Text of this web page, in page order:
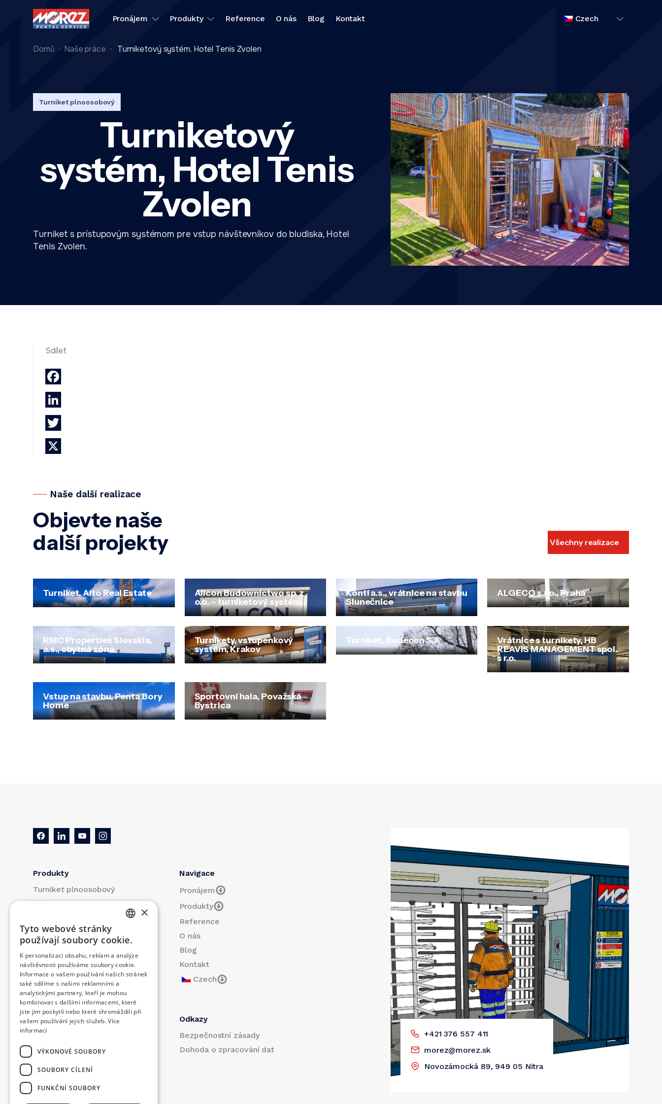
Pronájem Produkty Reference O nás Blog Kontakt Czech
Domů Naše práce Turniketový systém, Hotel Tenis Zvolen
Turniket plnoosobový
Turniketový
systém, Hotel Tenis
Zvolen
Turniket s prístupovým systémom pre vstup návštevníkov do bludiska, Hotel
Tenis Zvolen.
Sdílet
Naše další realizace
Objevte naše
další projekty
Všechny realizace
Turniket, Alto Real Estate
Allcon Budownictwo sp. z
o.o. – turniketový systém
Konti a.s., vrátnice na stavbu
Slunečnice
ALGECO s.r.o., Praha
RMC Properties Slovakia,
a.s., obytná zóna
Turnikety, vstupenkový
systém, Krakov
Turniket, Budecon S.A
Vrátnice s turnikety, HB
REAVIS MANAGEMENT spol.
s r.o.
Vstup na stavbu, Penta Bory
Home
Sportovní hala, Považská
Bystrica
Produkty
Turniket plnoosobový
Přenosný turniket
Brány s turnikety
Navigace
Pronájem
Produkty
Reference
O nás
Blog
Kontakt
Czech
Pronájem
Přenosné turnikety
Vrátnice s barovým turniketem
Brána s plnoosobovým
turniketom
Turniket v konstrukci
Odkazy
Bezpečnostní zásady
Dohoda o zpracování dat
+421 376 557 411
morez@morez.sk
Novozámocká 89, 949 05 Nitra
CZECH
POLISH
HUNGARIAN
×
Tyto webové stránky
používají soubory cookie.
K personalizaci obsahu, reklam a analýze
návštěvnosti používáme soubory cookie.
Informace o vašem používání našich stránek
také sdílíme s našimi reklamními a
analytickými partnery, kteří je mohou
kombinovat s dalšími informacemi, které
jste jim poskytli nebo které shromáždili při
vašem používání jejich služeb.Více
informací
VÝKONOVÉ SOUBORY
SOUBORY CÍLENÍ
FUNKČNÍ SOUBORY